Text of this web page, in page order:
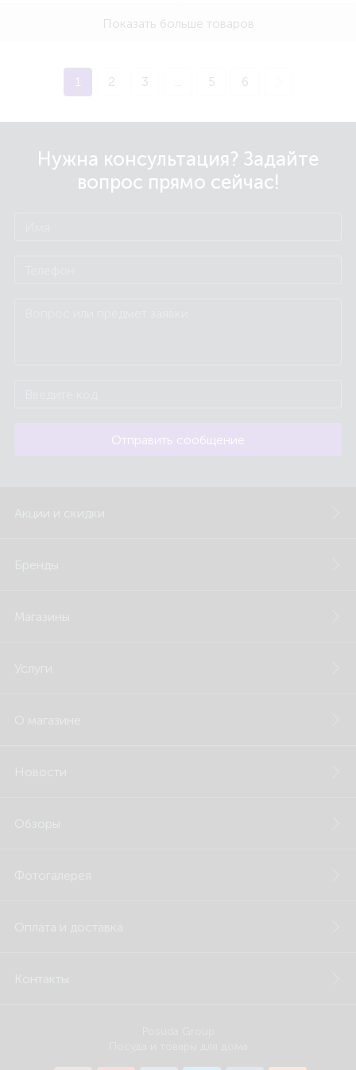
Показать больше товаров
1 2 3 ... 5 6
Нужна консультация? Задайте
вопрос прямо сейчас!
Отправить сообщение
Акции и скидки
Бренды
Магазины
Услуги
О магазине
Новости
Обзоры
Фотогалерея
Оплата и доставка
Контакты